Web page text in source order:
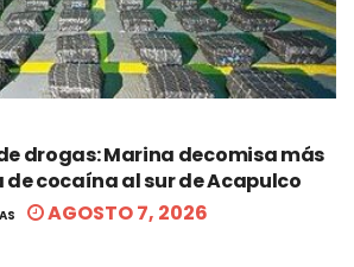
drogas: Marina decomisa más
cocaína al sur de Acapulco
AGOSTO 7, 2026